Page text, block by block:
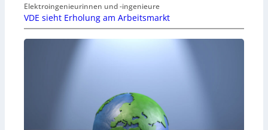
Elektroingenieurinnen und -ingenieure
VDE sieht Erholung am Arbeitsmarkt